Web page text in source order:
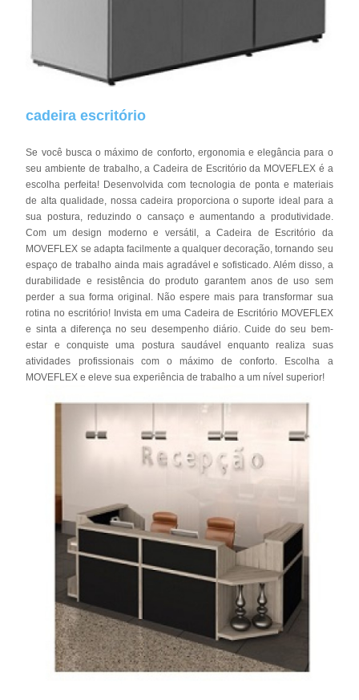
cadeira escritório
Se você busca o máximo de conforto, ergonomia e elegância para o
seu ambiente de trabalho, a Cadeira de Escritório da MOVEFLEX é a
escolha perfeita! Desenvolvida com tecnologia de ponta e materiais
de alta qualidade, nossa cadeira proporciona o suporte ideal para a
sua postura, reduzindo o cansaço e aumentando a produtividade.
Com um design moderno e versátil, a Cadeira de Escritório da
MOVEFLEX se adapta facilmente a qualquer decoração, tornando seu
espaço de trabalho ainda mais agradável e sofisticado. Além disso, a
durabilidade e resistência do produto garantem anos de uso sem
perder a sua forma original. Não espere mais para transformar sua
rotina no escritório! Invista em uma Cadeira de Escritório MOVEFLEX
e sinta a diferença no seu desempenho diário. Cuide do seu bem-
estar e conquiste uma postura saudável enquanto realiza suas
atividades profissionais com o máximo de conforto. Escolha a
MOVEFLEX e eleve sua experiência de trabalho a um nível superior!